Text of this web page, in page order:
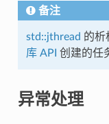
备注
std::jthread 的析
库 API 创建的任
异常处理